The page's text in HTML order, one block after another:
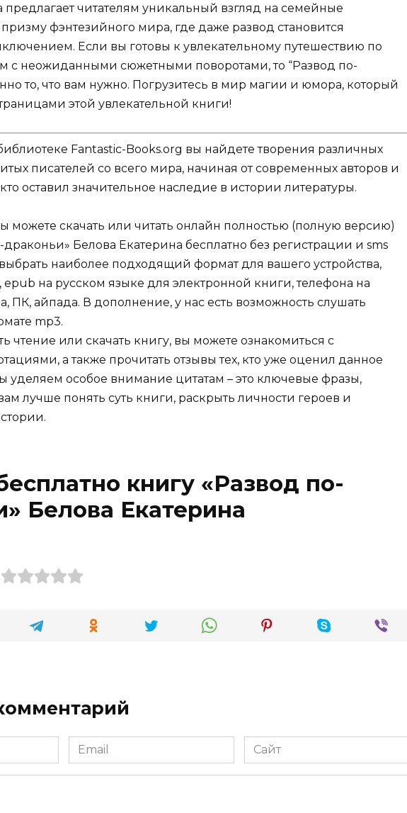
предлагает читателям уникальный взгляд на семейные
фэнтезийного мира, где даже развод становится
Если вы готовы к увлекательному путешествию по
с неожиданными сюжетными поворотами, то “Развод по-
то, что вам нужно. Погрузитесь в мир магии и юмора, который
этой увлекательной книги!
Fantastic-Books.org вы найдете творения различных
писателей со всего мира, начиная от современных авторов и
оставил значительное наследие в истории литературы.
можете скачать или читать онлайн полностью (полную версию)
Белова Екатерина бесплатно без регистрации и sms
наиболее подходящий формат для вашего устройства,
epub на русском языке для электронной книги, телефона на
ПК, айпада. В дополнение, у нас есть возможность слушать
mp3.
чтение или скачать книгу, вы можете ознакомиться с
а также прочитать отзывы тех, кто уже оценил данное
уделяем особое внимание цитатам – это ключевые фразы,
лучше понять суть книги, раскрыть личности героев и
книгу «Развод по-
Белова Екатерина
Email
*
Сайт